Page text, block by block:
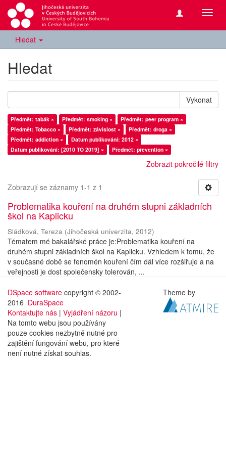
Hledat
Hledat
Vykonat
Předmět: tabák × Předmět: smoking ×
Předmět: peer program ×
Předmět: Tobacco ×
Předmět: závislost ×
Předmět: droga ×
Předmět: addiction ×
Datum publikování: 2012 ×
Datum publikování: [2010 TO 2019] ×
Předmět: prevention ×
Zobrazit pokročilé filtry
Zobrazují se záznamy 1-1 z 1
Problematika kouření na druhém stupni základních
škol na Kaplicku
Sládková, Tereza (Jihočeská univerzita, 2012)
Tématem mé bakalářské práce je:Problematika kouření na
druhém stupni základních škol na Kaplicku. Vzhledem k tomu, že
v současné době se fenomén kouření čím dál více rozšiřuje a na
veřejnosti je dost společensky tolerován, ...
DSpace software copyright © 2002-
2016 DuraSpace
Kontaktujte nás | Vyjádření názoru |
Na tomto webu jsou používány
pouze cookies nezbytně nutné pro
zajištění fungování webu, pro které
není nutné získat souhlas.
Theme by